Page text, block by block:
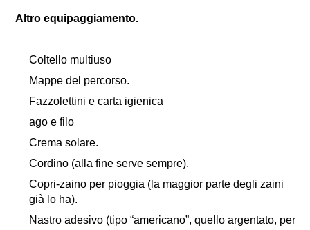
Altro equipaggiamento.
Coltello multiuso
Mappe del percorso.
Fazzolettini e carta igienica
ago e filo
Crema solare.
Cordino (alla fine serve sempre).
Copri-zaino per pioggia (la maggior parte degli zaini
già lo ha).
Nastro adesivo (tipo “americano”, quello argentato, per